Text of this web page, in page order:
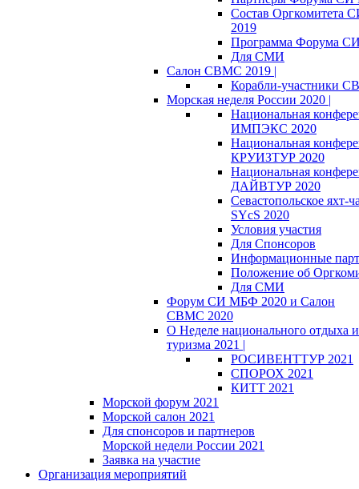
Состав Оргкомитета
2019
Программа Форума
Для СМИ
Салон СВМС 2019 |
Корабли-участники
Морская неделя России 2020 |
Национальная
ИМПЭКС 2020
Национальная
КРУИЗТУР 2020
Национальная
ДАЙВТУР 2020
Севастопольское яхт-
SYcS 2020
Условия участия
Для Спонсоров
Информационные
Положение об
Для СМИ
Форум СИ МБФ 2020 и Салон
СВМС 2020
О Неделе национального отдыха и
туризма 2021 |
РОСИВЕНТТУР 2021
СПОРОХ 2021
КИТТ 2021
Морской форум 2021
Морской салон 2021
Для спонсоров и партнеров
Морской недели России 2021
Заявка на участие
Организация мероприятий